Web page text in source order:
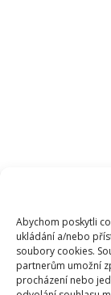
Abychom poskytli
ukládání a/nebo
soubory cookies.
partnerům umožní
procházení nebo